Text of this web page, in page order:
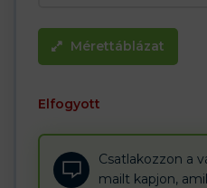
Mérettáblázat
Elfogyott
Csatlakozzon a
mailt kapjon,